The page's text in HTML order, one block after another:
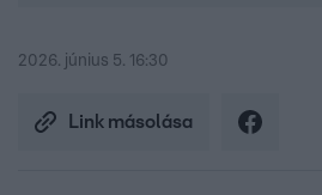
2026. június 5. 16:30
Link másolása